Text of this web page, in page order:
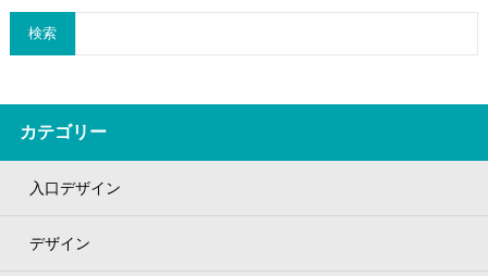
検索
カテゴリー
入口デザイン
デザイン